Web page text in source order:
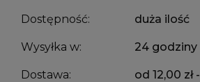
Dostępność: duża ilość
Wysyłka w: 24 godziny
Dostawa: od 12,00 zł